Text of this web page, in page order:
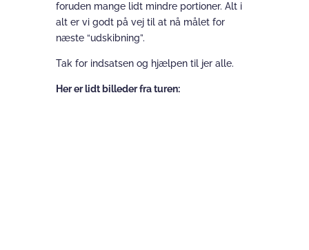
foruden mange lidt mindre portioner. Alt i
alt er vi godt på vej til at nå målet for
næste “udskibning”.
Tak for indsatsen og hjælpen til jer alle.
Her er lidt billeder fra turen: